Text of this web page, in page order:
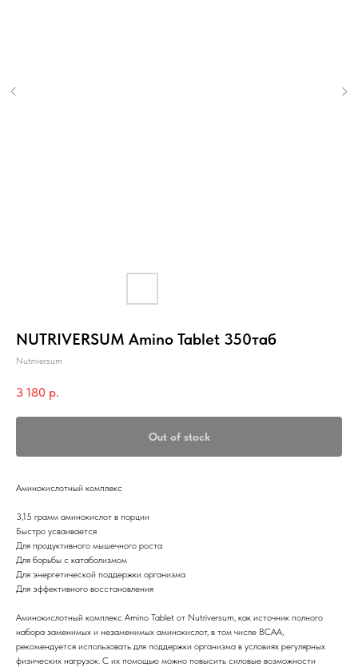
NUTRIVERSUM Amino Tablet 350таб
Nutriversum
3 180 р.
Out of stock
Аминокислотный комплекс
3,15 грамм аминокислот в порции
Быстро усваивается
Для продуктивного мышечного роста
Для борьбы с катаболизмом
Для энергетической поддержки организма
Для эффективного восстановления
Аминокислотный комплекс Amino Tablet от Nutriversum, как источник полного
набора заменимых и незаменимых аминокислот, в том числе BCAA,
рекомендуется использовать для поддержки организма в условиях регулярных
физических нагрузок. С их помощью можно повысить силовые возможности